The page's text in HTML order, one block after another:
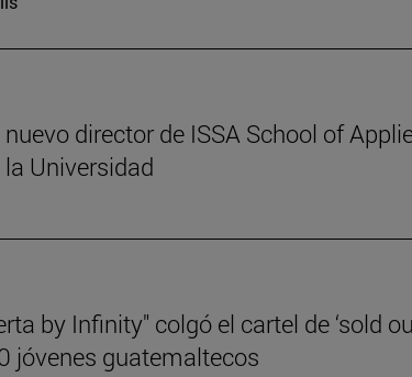
director de ISSA School of
Universidad
by Infinity" colgó el cartel de ‘sold
jóvenes guatemaltecos